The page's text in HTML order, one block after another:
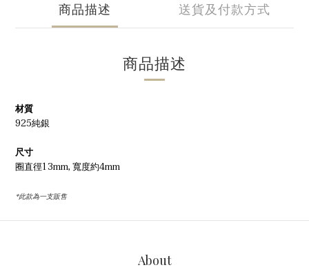
商品描述 送貨及付款方式
商品描述
材質
925純銀
尺寸
圈直徑13mm, 寬度約4mm
*此款為一支販售
About